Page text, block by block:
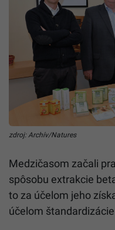
zdroj: Archív/Natures
Medzičasom začali
spôsobu extrakcie
to za účelom jeho
účelom